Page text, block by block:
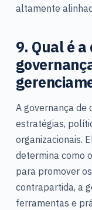
altamente
9. Qual é
A governança de
estratégias,
organizacionais.
determina como
para promover
contrapartida, a
ferramentas e